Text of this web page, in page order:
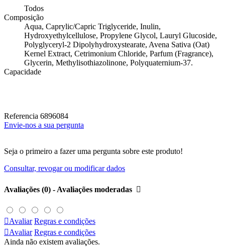
Todos
Composição
Aqua, Caprylic/Capric Triglyceride, Inulin,
Hydroxyethylcellulose, Propylene Glycol, Lauryl Glucoside,
Polyglyceryl-2 Dipolyhydroxystearate, Avena Sativa (Oat)
Kernel Extract, Cetrimonium Chloride, Parfum (Fragrance),
Glycerin, Methylisothiazolinone, Polyquaternium-37.
Capacidade
Referencia 6896084
Envie-nos a sua pergunta
Seja o primeiro a fazer uma pergunta sobre este produto!
Consultar, revogar ou modificar dados
Avaliações (0) - Avaliações moderadas 
Avaliar Regras e condições
Avaliar Regras e condições
Ainda não existem avaliações.